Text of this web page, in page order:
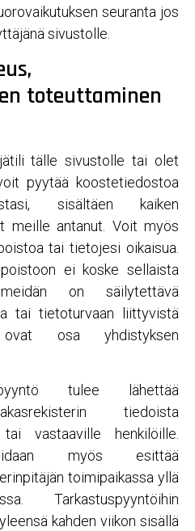
seuranta jos
sivustolle.
toteuttaminen
tälle sivustolle tai olet
pyytää koostetiedostoa
sisältäen kaiken
meille antanut. Voit myös
tai tietojesi oikaisua.
ei koske sellaista
on säilytettävä
tai tietoturvaan liittyvistä
osa yhdistyksen
tulee lähettää
tiedoista
vastaaville henkilöille.
myös esittää
toimipaikassa yllä
Tarkastuspyyntöihin
kahden viikon sisällä